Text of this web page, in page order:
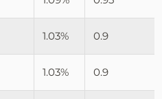
1.03% 0.9
1.03% 0.9